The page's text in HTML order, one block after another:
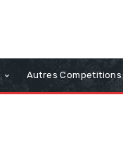
Autres Competitions